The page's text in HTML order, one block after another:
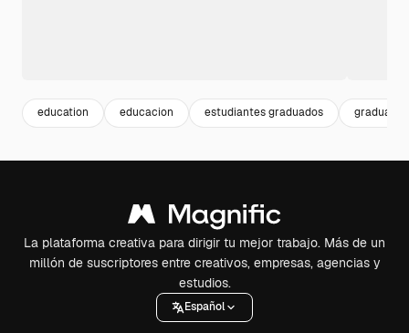
education educacion estudiantes graduados graduation
La plataforma creativa para dirigir tu mejor trabajo. Más de un
millón de suscriptores entre creativos, empresas, agencias y
estudios.
Español